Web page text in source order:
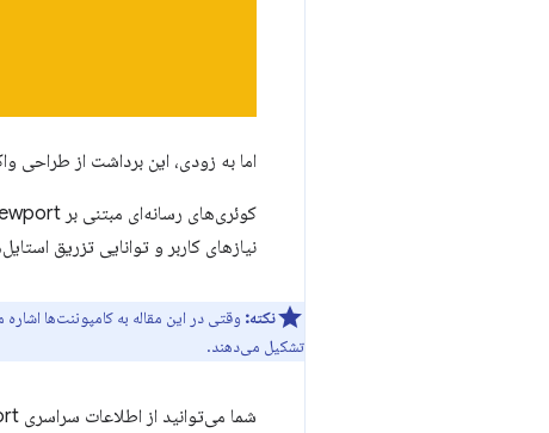
اما به زودی، این برداشت از طراحی
نیازهای کاربر و توانایی تزریق
نکته: وقتی در این مقاله به کامپوننت‌ها
تشکیل می‌دهند.